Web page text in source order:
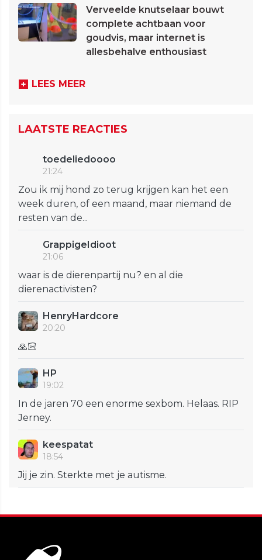
Verveelde knutselaar bouwt
complete achtbaan voor
goudvis, maar internet is
allesbehalve enthousiast
LEES MEER
LAATSTE REACTIES
toedeliedoooo
21:24
Zou ik mij hond zo terug krijgen kan het een
week duren, of een maand, maar niemand de
resten van de...
GrappigeIdioot
21:06
waar is de dierenpartij nu? en al die
dierenactivisten?
HenryHardcore
20:20
🙏🏻
HP
19:02
In de jaren 70 een enorme sexbom. Helaas. RIP
Jerney.
keespatat
18:54
Jij je zin. Sterkte met je autisme.